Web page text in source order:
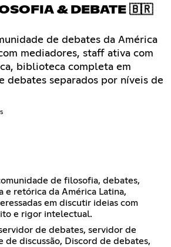
& DEBATE 🇧🇷
de debates da América
mediadores, staff ativa com
biblioteca completa em
debates separados por níveis de
de filosofia, debates,
e retórica da América Latina,
em discutir ideias com
e rigor intelectual.
de debates, servidor de
de discussão, Discord de debates,